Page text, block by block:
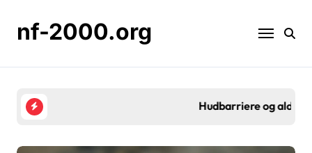
contentnf-2000.org
Hudbarriere og aldring: Endringer, utfordringer,